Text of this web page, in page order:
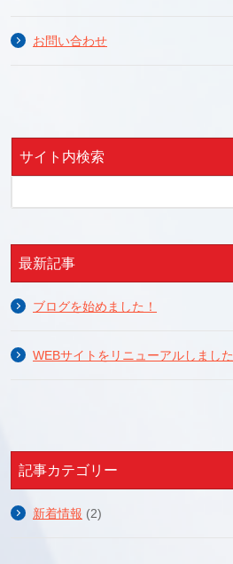
お問い合わせ
サイト内検索
最新記事
ブログを始めました！
WEBサイトをリニューアルしました
記事カテゴリー
新着情報 (2)